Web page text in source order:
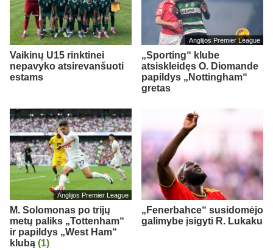
Vaikinų U15 rinktinei
nepavyko atsirevanšuoti
estams
Anglijos Premier League
„Sporting“ klube
atsiskleidęs O. Diomande
papildys „Nottingham“
gretas
Anglijos Premier League
M. Solomonas po trijų
metų paliks „Tottenham“
ir papildys „West Ham“
klubą (1)
„Fenerbahce“ susidomėjo
galimybe įsigyti R. Lukaku